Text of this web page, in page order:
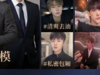
：45454e237[/rihide]
passwords： https://ouo.io/weBWnx